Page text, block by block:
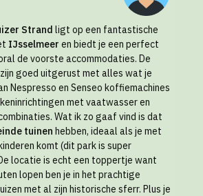
Strand ligt op een fantastische
IJsselmeer en biedt je een perfect
de voorste accommodaties. De
goed uitgerust met alles wat je
Nespresso en Senseo koffiemachines
met vaatwasser en
Wat ik zo gaaf vind is dat
tuinen hebben, ideaal als je met
komt (dit park is super
locatie is echt een toppertje want
lopen ben je in het prachtige
met al zijn historische sferr. Plus je